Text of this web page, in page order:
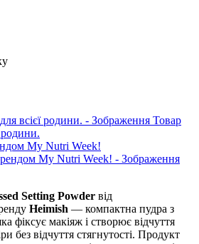
Товар
родини.
My Nutri Week!
Setting Powder від
Heimish — компактна пудра з
фіксує макіяж і створює відчуття
без відчуття стягнутості. Продукт